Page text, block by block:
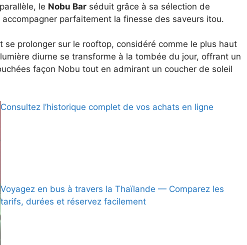
le Nobu Bar séduit grâce à sa sélection de
parfaitement la finesse des saveurs itou.
se prolonger sur le rooftop, considéré comme le plus haut
diurne se transforme à la tombée du jour, offrant un
façon Nobu tout en admirant un coucher de soleil
Consultez l’historique complet de vos achats en ligne
Voyagez en bus à travers la Thaïlande — Comparez les
tarifs, durées et réservez facilement